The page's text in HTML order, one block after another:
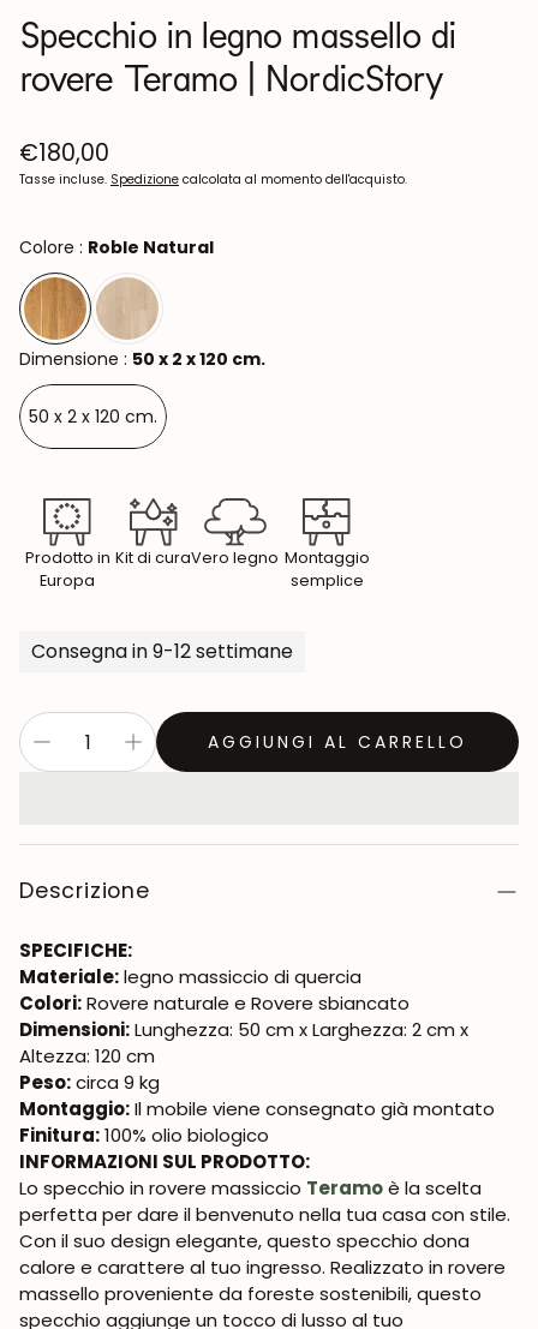
Specchio in legno massello di
rovere Teramo | NordicStory
Prezzo
normale
€180,00
Tasse incluse. Spedizione calcolata al momento dell'acquisto.
Colore : Roble Natural
Dimensione : 50 x 2 x 120 cm.
50 x 2 x 120 cm.
Prodotto in
Europa
Kit di curaVero legno Montaggio
semplice
Consegna in 9-12 settimane
AGGIUNGI AL CARRELLO
Descrizione
SPECIFICHE:
Materiale:legno massiccio di quercia
Colori:Rovere naturale e Rovere sbiancato
Dimensioni:Lunghezza: 50 cm x Larghezza: 2 cm x
Altezza: 120 cm
Peso:circa 9 kg
Montaggio:Il mobile viene consegnato già montato
Finitura:100% olio biologico
INFORMAZIONI SUL PRODOTTO:
Lo specchio in rovere massiccio Teramoè la scelta
perfetta per dare il benvenuto nella tua casa con stile.
Con il suo design elegante, questo specchio dona
calore e carattere al tuo ingresso. Realizzato in rovere
massello proveniente da foreste sostenibili, questo
specchio aggiunge un tocco di lusso al tuo